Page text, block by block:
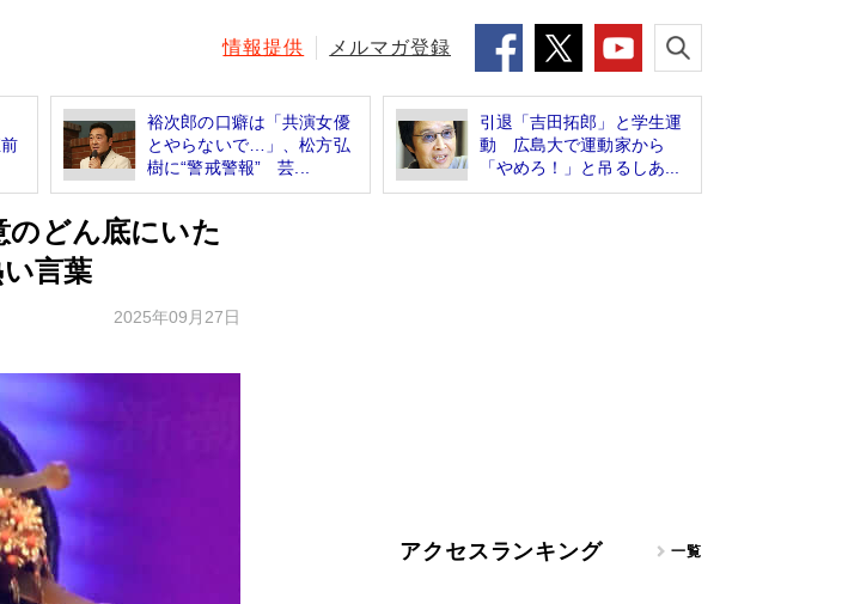
情報提供 メルマガ登録
裕次郎の口癖は「共演女優
とやらないで…」、松方弘
樹に“警戒警報” 芸...
引退「吉田拓郎」と学生運
動 広島大で運動家から
「やめろ！」と吊るしあ...
のどん底にいた
言葉
2025年09月27日
アクセスランキング 一覧